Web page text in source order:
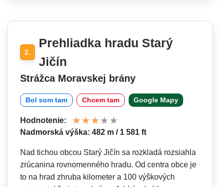
2.
Prehliadka hradu Starý
Jičín
Strážca Moravskej brány
Bol som tam Chcem tam Google Mapy
Hodnotenie:
Nadmorská výška: 482 m / 1 581 ft
Nad tichou obcou Starý Jičín sa rozkladá rozsiahla
zrúcanina rovnomenného hradu. Od centra obce je
to na hrad zhruba kilometer a 100 výškových